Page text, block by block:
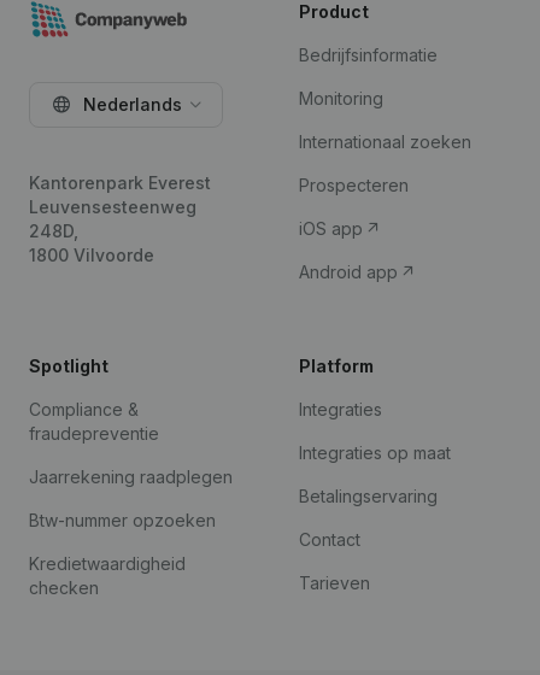
Nederlands
Kantorenpark Everest
Leuvensesteenweg
248D,
1800 Vilvoorde
Product
Bedrijfsinformatie
Monitoring
Internationaal zoeken
Prospecteren
iOS app
Android app
Spotlight
Compliance &
fraudepreventie
Jaarrekening raadplegen
Btw-nummer opzoeken
Kredietwaardigheid
checken
Platform
Integraties
Integraties op maat
Betalingservaring
Contact
Tarieven